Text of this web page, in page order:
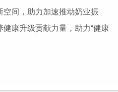
间，助力加速推动奶业振
康升级贡献力量，助力“健康